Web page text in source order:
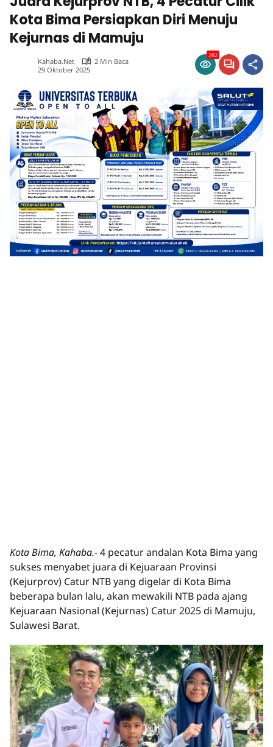
Kota Bima Persiapkan Diri Menuju
Kejurnas di Mamuju
Kahaba.net
2 Min Baca
29 Oktober 2025
282
Kota Bima, Kahaba.-4 pecatur andalan Kota Bima yang
sukses menyabet juara di Kejuaraan Provinsi
(Kejurprov) Catur NTB yang digelar di Kota Bima
beberapa bulan lalu, akan mewakili NTB pada ajang
Kejuaraan Nasional (Kejurnas) Catur 2025 di Mamuju,
Sulawesi Barat.